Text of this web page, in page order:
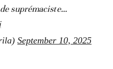
suprémaciste…
September 10, 2025